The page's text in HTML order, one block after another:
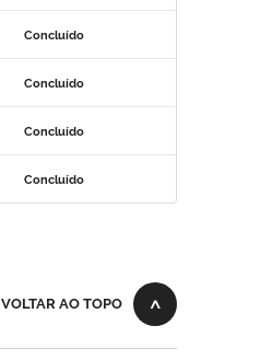
Concluído
Concluído
Concluído
Concluído
VOLTAR AO TOPO